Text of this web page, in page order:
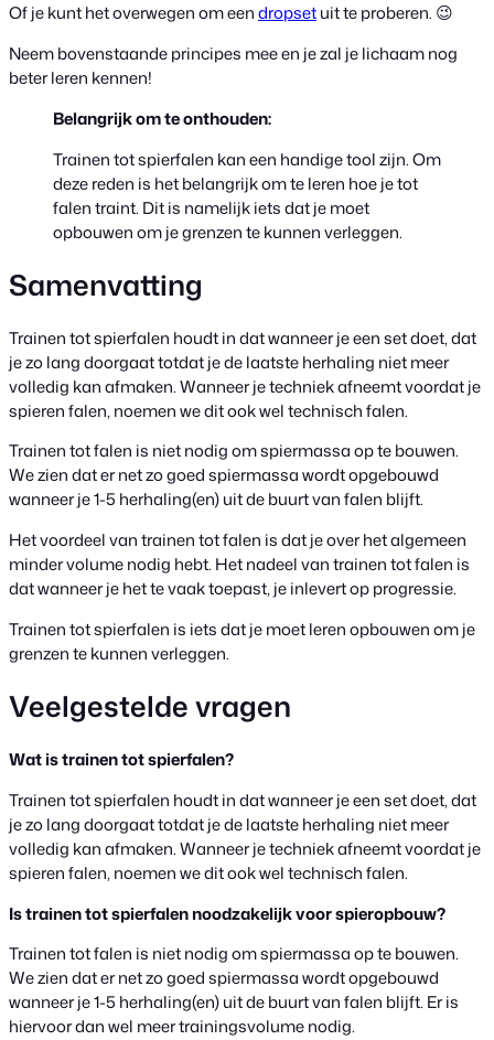
Of je kunt het overwegen om eendropsetuit te proberen. 😉
Neem bovenstaande principes mee en je zal je lichaam nog
beter leren kennen!
Belangrijk om te onthouden:
Trainen tot spierfalen kan een handige tool zijn. Om
deze reden is het belangrijk om te leren hoe je tot
falen traint. Dit is namelijk iets dat je moet
opbouwen om je grenzen te kunnen verleggen.
Samenvatting
Trainen tot spierfalen houdt in dat wanneer je een set doet, dat
je zo lang doorgaat totdat je de laatste herhaling niet meer
volledig kan afmaken. Wanneer je techniek afneemt voordat je
spieren falen, noemen we dit ook wel technisch falen.
Trainen tot falen is niet nodig om spiermassa op te bouwen.
We zien dat er net zo goed spiermassa wordt opgebouwd
wanneer je 1-5 herhaling(en) uit de buurt van falen blijft.
Het voordeel van trainen tot falen is dat je over het algemeen
minder volume nodig hebt. Het nadeel van trainen tot falen is
dat wanneer je het te vaak toepast, je inlevert op progressie.
Trainen tot spierfalen is iets dat je moet leren opbouwen om je
grenzen te kunnen verleggen.
Veelgestelde vragen
Wat is trainen tot spierfalen?
Trainen tot spierfalen houdt in dat wanneer je een set doet, dat
je zo lang doorgaat totdat je de laatste herhaling niet meer
volledig kan afmaken. Wanneer je techniek afneemt voordat je
spieren falen, noemen we dit ook wel technisch falen.
Is trainen tot spierfalen noodzakelijk voor spieropbouw?
Trainen tot falen is niet nodig om spiermassa op te bouwen.
We zien dat er net zo goed spiermassa wordt opgebouwd
wanneer je 1-5 herhaling(en) uit de buurt van falen blijft. Er is
hiervoor dan wel meer trainingsvolume nodig.